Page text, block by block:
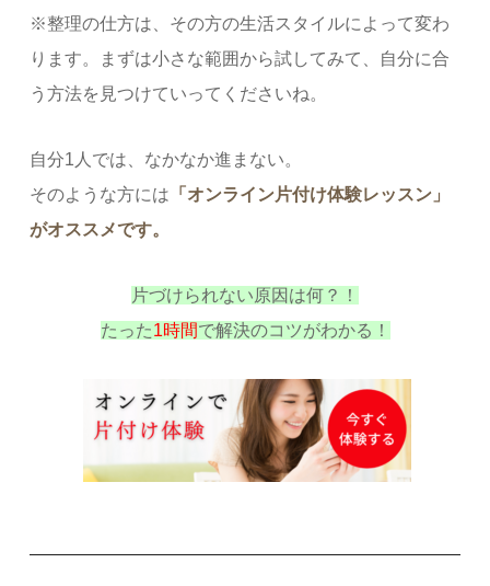
※整理の仕方は、その方の生活スタイルによって変わ
ります。まずは小さな範囲から試してみて、自分に合
う方法を見つけていってくださいね。
自分1人では、なかなか進まない。
そのような方には 「オンライン片付け体験レッスン」
がオススメです。
片づけられない原因は何？！
たった1時間で解決のコツがわかる！